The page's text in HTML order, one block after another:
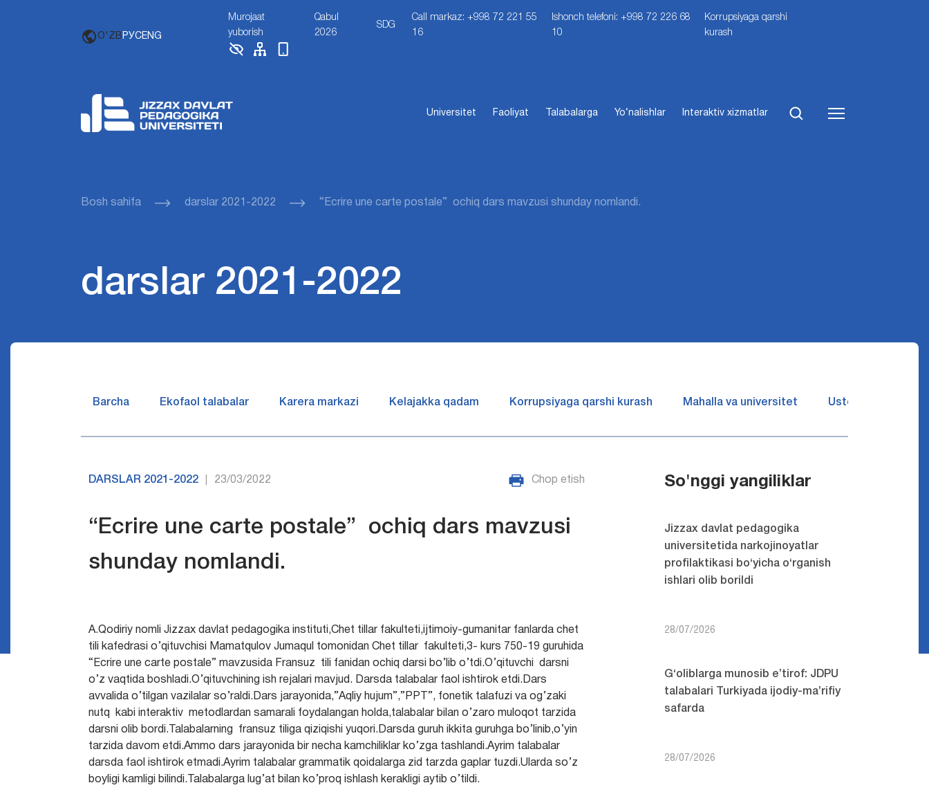
O'ZB РУСENG
Murojaat
yuborish
Qabul
2026
SDG
Call markaz: +998 72 221 55
16
Ishonch telefoni: +998 72 226 68
10
Korrupsiyaga qarshi
kurash
Universitet Faoliyat Talabalarga Yo‘nalishlar Interaktiv xizmatlar
Bosh sahifa darslar 2021-2022 “Ecrire une carte postale” ochiq dars mavzusi shunday nomlandi.
darslar 2021-2022
Barcha Ekofaol talabalar Karera markazi Kelajakka qadam Korrupsiyaga qarshi kurash Mahalla va universitet Ustozlar suhbatin
DARSLAR 2021-2022 23/03/2022 Chop etish
“Ecrire une carte postale” ochiq dars mavzusi
shunday nomlandi.
A.Qodiriy nomli Jizzax davlat pedagogika instituti,Chet tillar fakulteti,ijtimoiy-gumanitar fanlarda chet
tili kafedrasi o’qituvchisi Mamatqulov Jumaqul tomonidan Chet tillar fakulteti,3- kurs 750-19 guruhida
“Ecrire une carte postale” mavzusida Fransuz tili fanidan ochiq darsi bo’lib o’tdi.O’qituvchi darsni
o’z vaqtida boshladi.O’qituvchining ish rejalari mavjud. Darsda talabalar faol ishtirok etdi.Dars
avvalida o’tilgan vazilalar so’raldi.Dars jarayonida,”Aqliy hujum”,”PPT”, fonetik talafuzi va og’zaki
nutq kabi interaktiv metodlardan samarali foydalangan holda,talabalar bilan o’zaro muloqot tarzida
darsni olib bordi.Talabalarning fransuz tiliga qiziqishi yuqori.Darsda guruh ikkita guruhga bo’linib,o’yin
tarzida davom etdi.Ammo dars jarayonida bir necha kamchiliklar ko’zga tashlandi.Ayrim talabalar
darsda faol ishtirok etmadi.Ayrim talabalar grammatik qoidalarga zid tarzda gaplar tuzdi.Ularda so’z
boyligi kamligi bilindi.Talabalarga lug’at bilan ko’proq ishlash kerakligi aytib o’tildi.
So'nggi yangiliklar
Jizzax davlat pedagogika
universitetida narkojinoyatlar
profilaktikasi bo‘yicha o‘rganish
ishlari olib borildi
28/07/2026
G‘oliblarga munosib e’tirof: JDPU
talabalari Turkiyada ijodiy-ma’rifiy
safarda
28/07/2026